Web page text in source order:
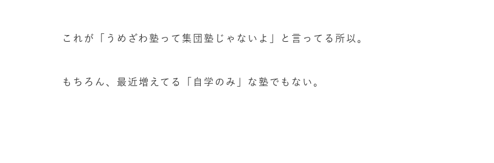
これが「うめざわ塾って集団塾じゃないよ」と言ってる所以。
もちろん、最近増えてる「自学のみ」な塾でもない。